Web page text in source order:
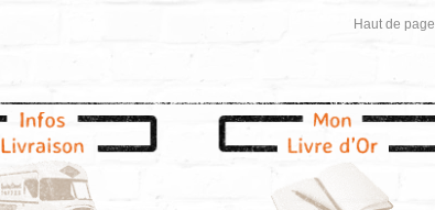
Haut de page